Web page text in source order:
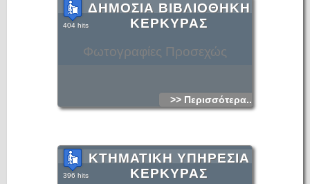
Φωτογραφίες Προσεχώς
ΔΗΜΟΣΙΑ ΒΙΒΛΙΟΘΗΚΗ
ΚΕΡΚΥΡΑΣ
404 hits
>> Περισσότερα...
ΚΤΗΜΑΤΙΚΗ ΥΠΗΡΕΣΙΑ
ΚΕΡΚΥΡΑΣ
396 hits